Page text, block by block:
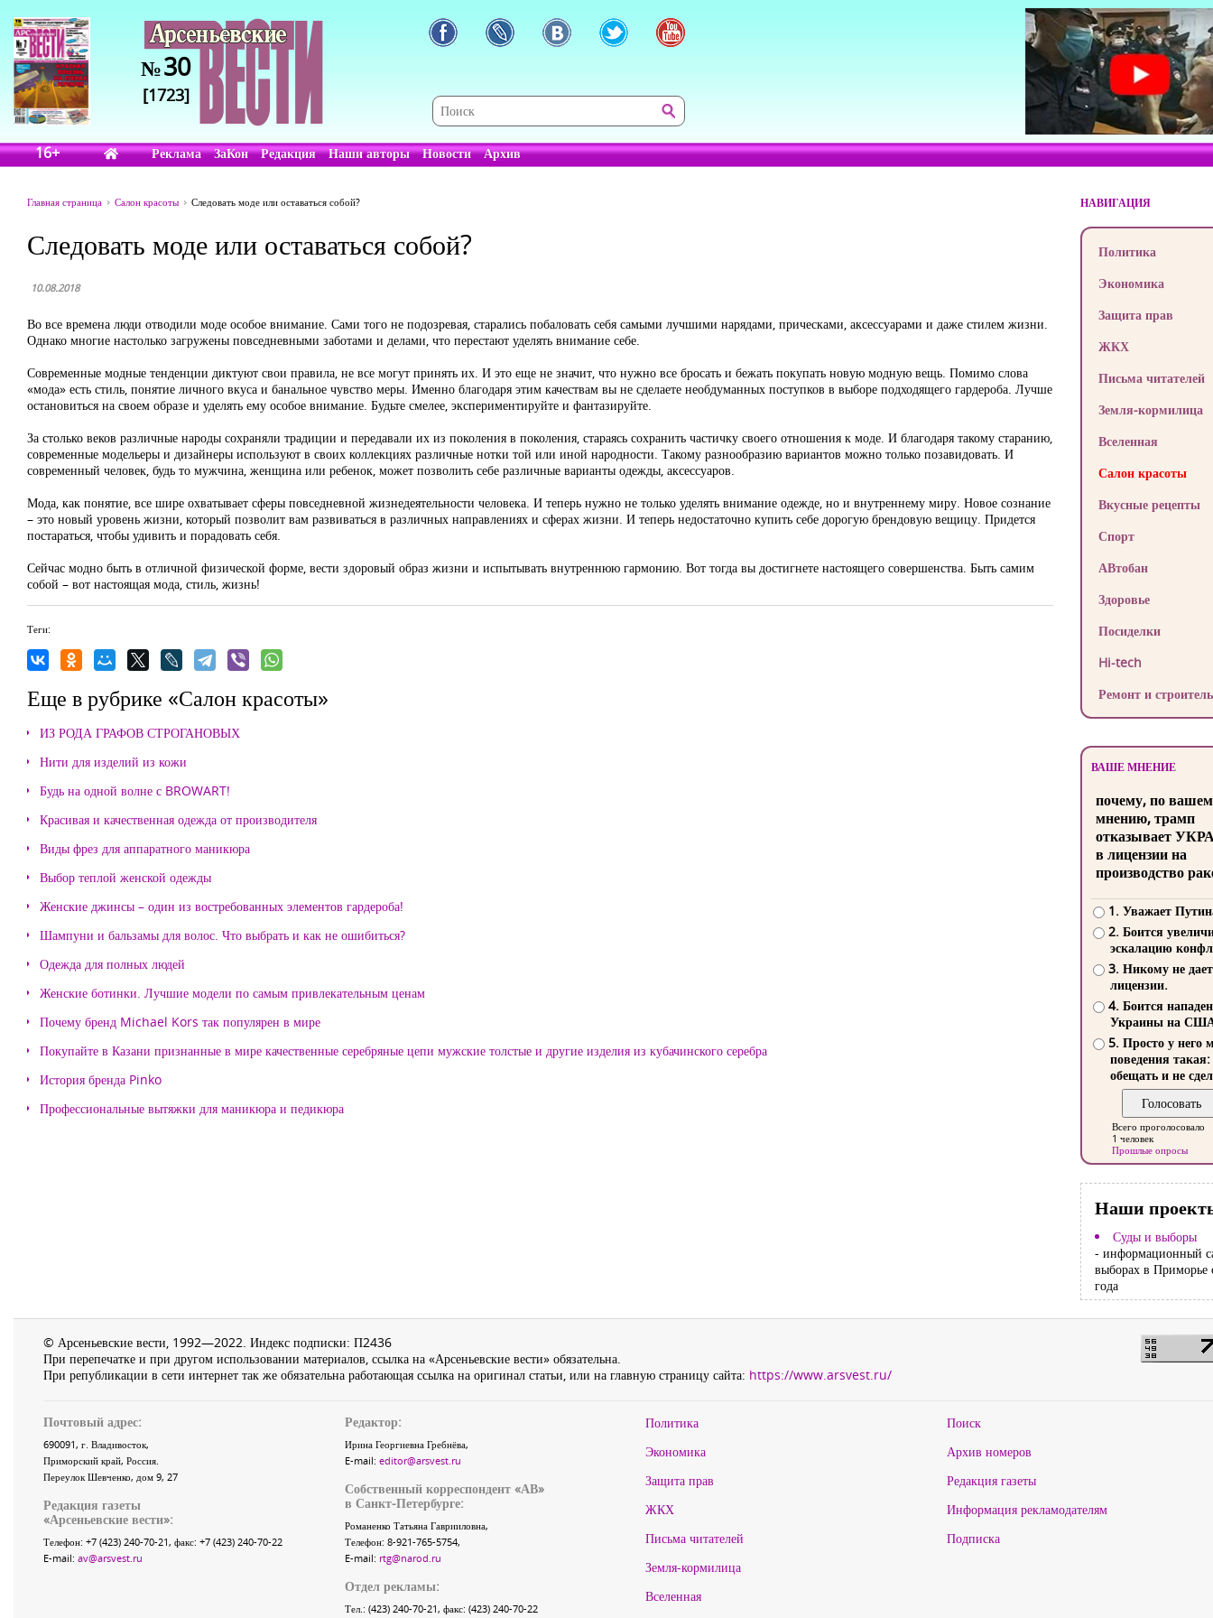
№30
[1723]
16+ Реклама ЗаКон Редакция Наши авторы Новости Архив
Главная страница Салон красоты Следовать моде или оставаться собой?
Следовать моде или оставаться собой?
10.08.2018
Во все времена люди отводили моде особое внимание. Сами того не подозревая, старались побаловать себя самыми лучшими нарядами, прическами, аксессуарами и даже стилем жизни.
Однако многие настолько загружены повседневными заботами и делами, что перестают уделять внимание себе.
Современные модные тенденции диктуют свои правила, не все могут принять их. И это еще не значит, что нужно все бросать и бежать покупать новую модную вещь. Помимо слова
«мода» есть стиль, понятие личного вкуса и банальное чувство меры. Именно благодаря этим качествам вы не сделаете необдуманных поступков в выборе подходящего гардероба. Лучше
остановиться на своем образе и уделять ему особое внимание. Будьте смелее, экспериментируйте и фантазируйте.
За столько веков различные народы сохраняли традиции и передавали их из поколения в поколения, стараясь сохранить частичку своего отношения к моде. И благодаря такому старанию,
современные модельеры и дизайнеры используют в своих коллекциях различные нотки той или иной народности. Такому разнообразию вариантов можно только позавидовать. И
современный человек, будь то мужчина, женщина или ребенок, может позволить себе различные варианты одежды, аксессуаров.
Мода, как понятие, все шире охватывает сферы повседневной жизнедеятельности человека. И теперь нужно не только уделять внимание одежде, но и внутреннему миру. Новое сознание
– это новый уровень жизни, который позволит вам развиваться в различных направлениях и сферах жизни. И теперь недостаточно купить себе дорогую брендовую вещицу. Придется
постараться, чтобы удивить и порадовать себя.
Сейчас модно быть в отличной физической форме, вести здоровый образ жизни и испытывать внутреннюю гармонию. Вот тогда вы достигнете настоящего совершенства. Быть самим
собой – вот настоящая мода, стиль, жизнь!
Теги:
Еще в рубрике «Салон красоты»
ИЗ РОДА ГРАФОВ СТРОГАНОВЫХ
Нити для изделий из кожи
Будь на одной волне с BROWART!
Красивая и качественная одежда от производителя
Виды фрез для аппаратного маникюра
Выбор теплой женской одежды
Женские джинсы – один из востребованных элементов гардероба!
Шампуни и бальзамы для волос. Что выбрать и как не ошибиться?
Одежда для полных людей
Женские ботинки. Лучшие модели по самым привлекательным ценам
Почему бренд Michael Kors так популярен в мире
Покупайте в Казани признанные в мире качественные серебряные цепи мужские толстые и другие изделия из кубачинского серебра
История бренда Pinko
Профессиональные вытяжки для маникюра и педикюра
НАВИГАЦИЯ
Политика
Экономика
Защита прав
ЖКХ
Письма читателей
Земля-кормилица
Вселенная
Салон красоты
Вкусные рецепты
Спорт
АВтобан
Здоровье
Посиделки
Hi-tech
Ремонт и
ВАШЕ МНЕНИЕ
почему, по
мнению, трамп
отказывает
в лицензии на
производство
1. Уважает
2. Боится
эскалацию
3. Никому не
лицензии.
4. Боится
Украины на
5. Просто у него
поведения такая:
обещать и не
Всего проголосовало
1 человек
Прошлые опросы
Наши
Суды и выборы
- информационный
выборах в Приморье
года
© Арсеньевские вести, 1992—2022. Индекс подписки: П2436
При перепечатке и при другом использовании материалов, ссылка на «Арсеньевские вести» обязательна.
При републикации в сети интернет так же обязательна работающая ссылка на оригинал статьи, или на главную страницу сайта: https://www.arsvest.ru/
Почтовый адрес:
690091, г. Владивосток,
Приморский край, Россия.
Переулок Шевченко, дом 9, 27
Редакция газеты
«Арсеньевские вести»:
Телефон: +7 (423) 240-70-21, факс: +7 (423) 240-70-22
E-mail: av@arsvest.ru
Редактор:
Ирина Георгиевна Гребнёва,
E-mail: editor@arsvest.ru
Собственный корреспондент «АВ»
в Санкт-Петербурге:
Романенко Татьяна Гаврииловна,
Телефон: 8-921-765-5754,
E-mail: rtg@narod.ru
Отдел рекламы:
Тел.: (423) 240-70-21, факс: (423) 240-70-22
Политика
Экономика
Защита прав
ЖКХ
Письма читателей
Земля-кормилица
Вселенная
Поиск
Архив номеров
Редакция газеты
Информация рекламодателям
Подписка